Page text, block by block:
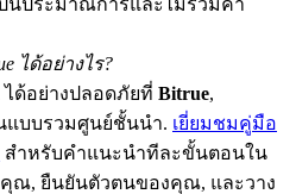
500,000 USDT
ได้อย่างไร?
ด้อย่างปลอดภัยที่ Bitrue,
แบบรวมศูนย์ชั้นนำ. เยี่ยมชมคู่มือ
สำหรับคำแนะนำทีละขั้นตอนใน
คุณ, ยืนยันตัวตนของคุณ, และวาง